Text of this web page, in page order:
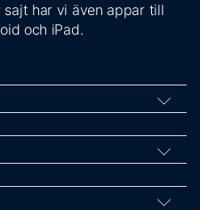
har vi även appar till
och iPad.